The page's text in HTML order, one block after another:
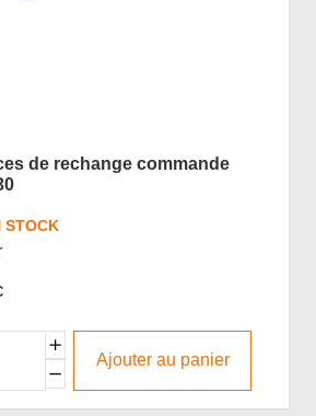
de rechange commande
STOCK
Ajouter au panier